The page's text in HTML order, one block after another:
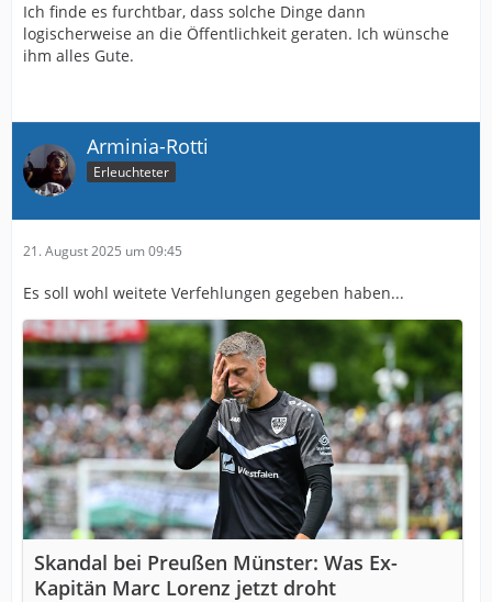
Ich finde es furchtbar, dass solche Dinge dann
logischerweise an die Öffentlichkeit geraten. Ich wünsche
ihm alles Gute.
Arminia-Rotti
Erleuchteter
21. August 2025 um 09:45
Es soll wohl weitete Verfehlungen gegeben haben...
Skandal bei Preußen Münster: Was Ex-
Kapitän Marc Lorenz jetzt droht